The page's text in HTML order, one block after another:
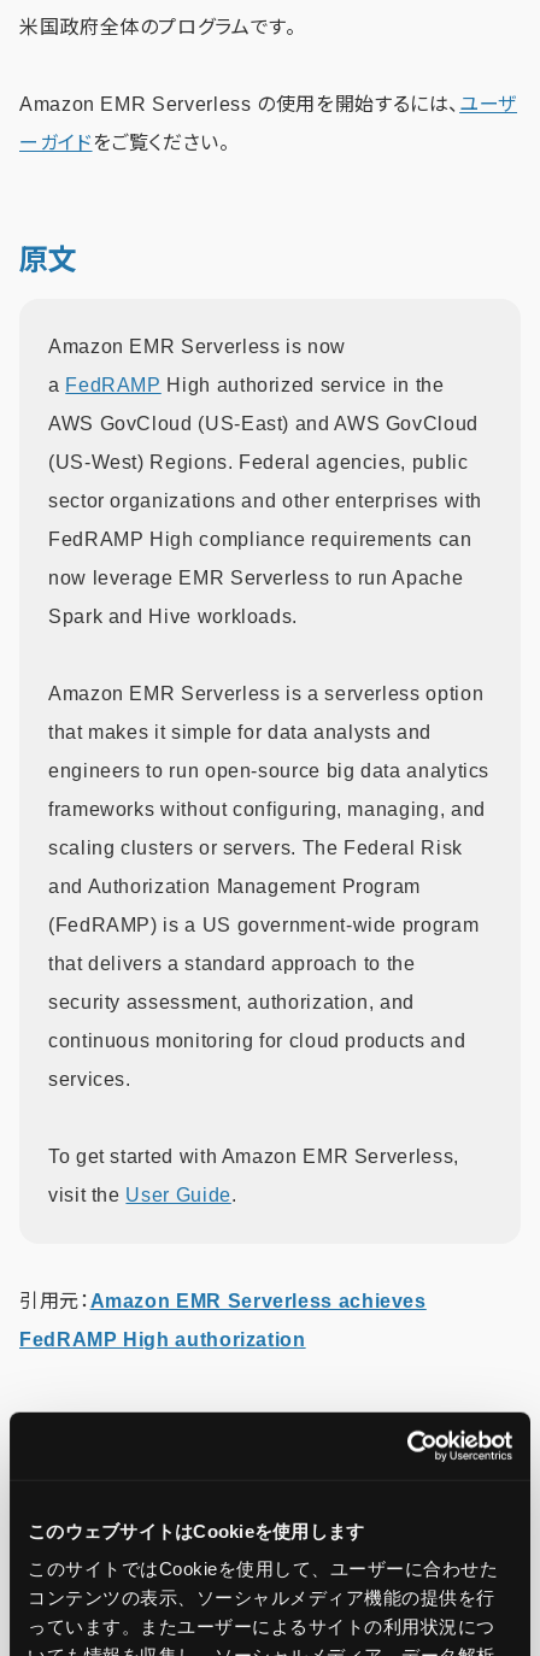
このウェブサイトはCookieを使用します
このサイトではCookieを使用して、ユーザーに合わせた
コンテンツの表示、ソーシャルメディア機能の提供を行
っています。またユーザーによるサイトの利用状況につ
米国政府全体のプログラムです。
Amazon EMR Serverless の使用を開始するには、 ユーザ
ーガイドをご覧ください。
原文
Amazon EMR Serverless is now
a FedRAMP High authorized service in the
AWS GovCloud (US-East) and AWS GovCloud
(US-West) Regions. Federal agencies, public
sector organizations and other enterprises with
FedRAMP High compliance requirements can
now leverage EMR Serverless to run Apache
Spark and Hive workloads.
Amazon EMR Serverless is a serverless option
that makes it simple for data analysts and
engineers to run open-source big data analytics
frameworks without configuring, managing, and
scaling clusters or servers. The Federal Risk
and Authorization Management Program
(FedRAMP) is a US government-wide program
that delivers a standard approach to the
security assessment, authorization, and
continuous monitoring for cloud products and
services.
To get started with Amazon EMR Serverless,
visit the User Guide.
引用元： Amazon EMR Serverless achieves
FedRAMP High authorization